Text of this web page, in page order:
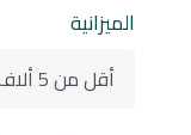
الميزانية